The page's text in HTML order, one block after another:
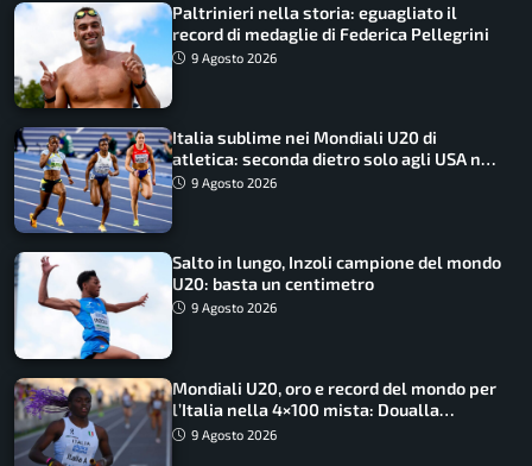
Paltrinieri nella storia: eguagliato il
record di medaglie di Federica Pellegrini
9 Agosto 2026
Italia sublime nei Mondiali U20 di
atletica: seconda dietro solo agli USA nel
medagliere
9 Agosto 2026
Salto in lungo, Inzoli campione del mondo
U20: basta un centimetro
9 Agosto 2026
Mondiali U20, oro e record del mondo per
l’Italia nella 4×100 mista: Doualla
straordinaria
9 Agosto 2026